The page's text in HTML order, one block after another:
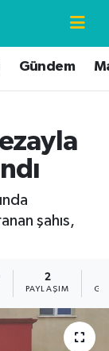
Gündem
şahıs,
2
PAYLAŞIM